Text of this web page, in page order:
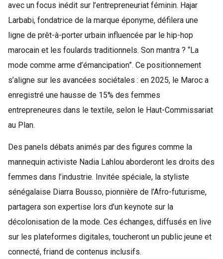
avec un focus inédit sur l’entrepreneuriat féminin. Hajar
Larbabi, fondatrice de la marque éponyme, défilera une
ligne de prêt-à-porter urbain influencée par le hip-hop
marocain et les foulards traditionnels. Son mantra ? “La
mode comme arme d’émancipation”. Ce positionnement
s’aligne sur les avancées sociétales : en 2025, le Maroc a
enregistré une hausse de 15% des femmes
entrepreneures dans le textile, selon le Haut-Commissariat
au Plan.
Des panels débats animés par des figures comme la
mannequin activiste Nadia Lahlou aborderont les droits des
femmes dans l’industrie. Invitée spéciale, la styliste
sénégalaise Diarra Bousso, pionnière de l’Afro-futurisme,
partagera son expertise lors d’un keynote sur la
décolonisation de la mode. Ces échanges, diffusés en live
sur les plateformes digitales, toucheront un public jeune et
connecté, friand de contenus inclusifs.